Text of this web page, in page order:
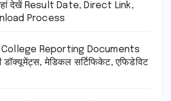
देखें Result Date, Direct Link,
Process
College Reporting Documents
डॉक्यूमेंट्स, मेडिकल सर्टिफिकेट, एफिडेविट